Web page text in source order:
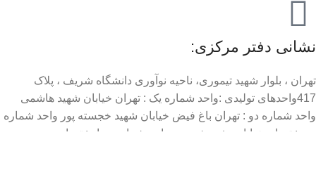
نشانی دفتر مرکزی:
تهران ، بلوار شهید تیموری، ناحیه نوآوری دانشگاه شریف ، پلاک
417واحدهای تولیدی :واحد شماره یک : تهران خیابان شهید هاشمی
واحد شماره دو : تهران باغ فیض خیابان شهید خجسته پور واحد شماره
سه : تهران خیابان هفده شهریور واحد شماره چهار : تهران مجیدیه